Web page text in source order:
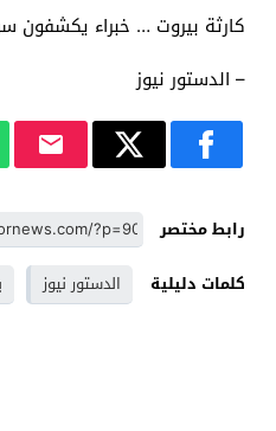
كارثة بيروت … خبراء يكشفون سر
– الدستور نيوز
رابط مختصر
كلمات دليلية
الدستور نيوز